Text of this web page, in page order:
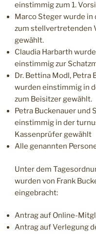
einstimmig zum 1.
Marco Steger wurde in
zum stellvertretenden
gewählt.
Claudia Harbarth
einstimmig zur
Dr. Bettina Modl, Petra
wurden einstimmig in
zum Beisitzer gewählt.
Petra Buckenauer und
einstimmig in der
Kassenprüfer gewählt
Alle genannten
Unter dem
wurden von Frank
eingebracht:
Antrag auf Online-
Antrag auf Verlegung